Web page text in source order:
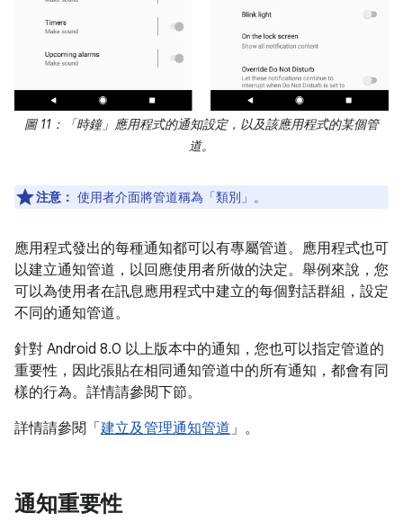
圖 11：「時鐘」應用程式的通知設定，以及該應用程式的某個管
道。
注意： 使用者介面將管道稱為「類別」。
應用程式發出的每種通知都可以有專屬管道。應用程式也可
以建立通知管道，以回應使用者所做的決定。舉例來說，您
可以為使用者在訊息應用程式中建立的每個對話群組，設定
不同的通知管道。
針對 Android 8.0 以上版本中的通知，您也可以指定管道的
重要性，因此張貼在相同通知管道中的所有通知，都會有同
樣的行為。詳情請參閱下節。
詳情請參閱「建立及管理通知管道 」。
通知重要性